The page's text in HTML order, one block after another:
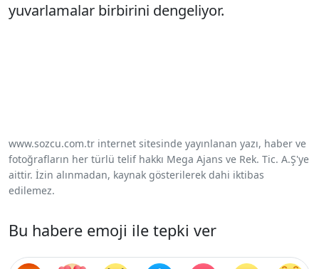
yuvarlamalar birbirini dengeliyor.
www.sozcu.com.tr internet sitesinde yayınlanan yazı, haber ve
fotoğrafların her türlü telif hakkı Mega Ajans ve Rek. Tic. A.Ş'ye
aittir. İzin alınmadan, kaynak gösterilerek dahi iktibas
edilemez.
Bu habere emoji ile tepki ver